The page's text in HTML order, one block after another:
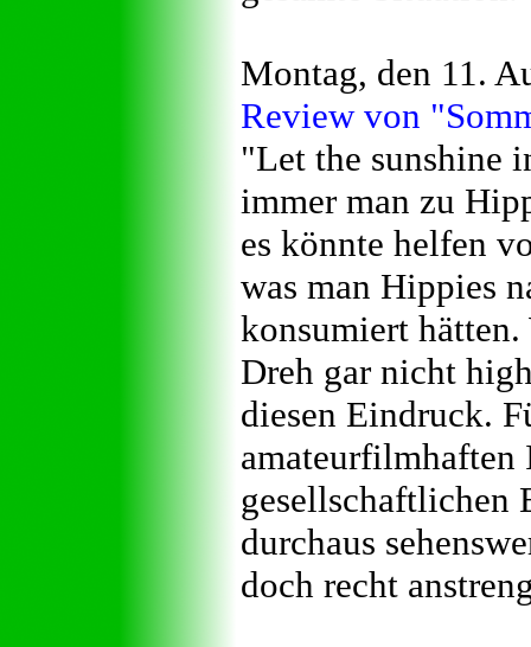
Montag, den 11.
Review von
"Let the sunshine
immer man zu
es könnte helfen
was man Hippies
konsumiert
Dreh gar nicht
diesen Eindruck.
amateurfilmhaften
gesellschaftlichen
durchaus
doch recht